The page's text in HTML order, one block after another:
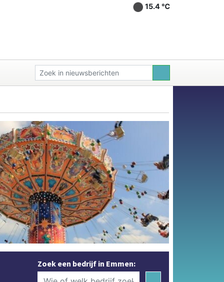
15.4 ℃
Zoek een bedrijf in Emmen: